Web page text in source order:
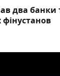
два банки
фінустанов